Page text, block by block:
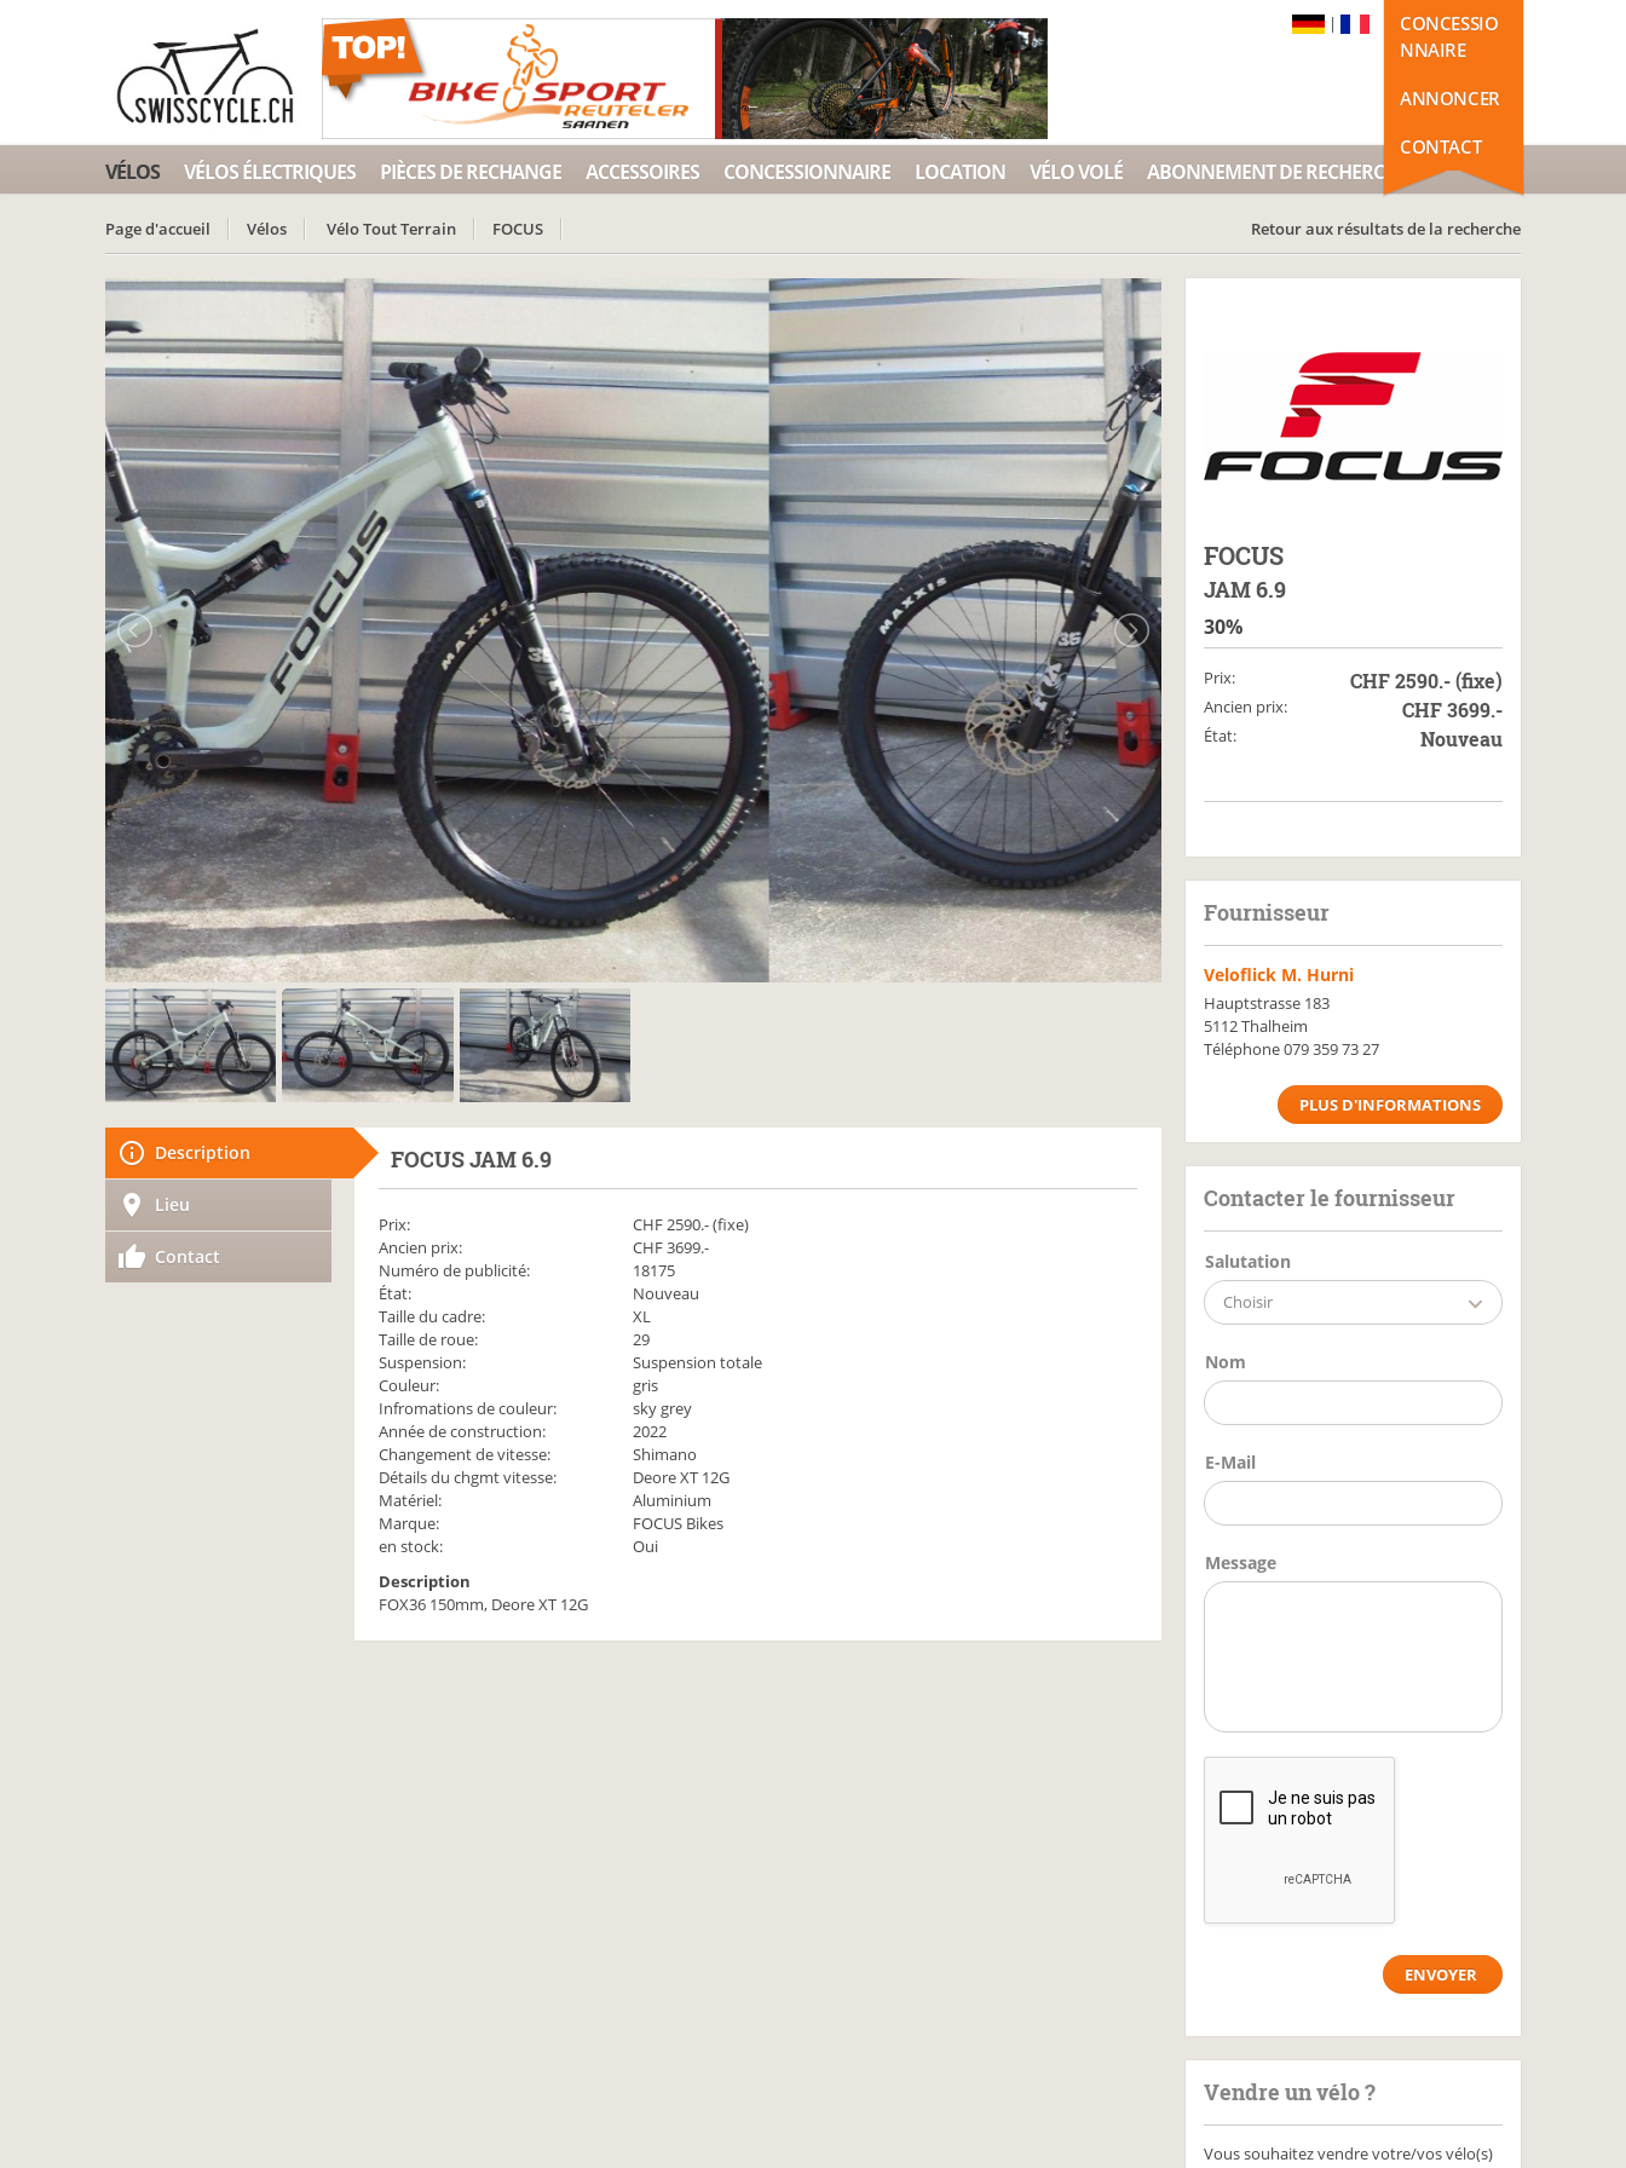
CONCESSIO
NNAIRE
ANNONCER
CONTACT
|
VÉLOS VÉLOS ÉLECTRIQUES PIÈCES DE RECHANGE ACCESSOIRES CONCESSIONNAIRE LOCATION VÉLO VOLÉ ABONNEMENT DE RECHERCHE
Page d'accueil Vélos Vélo Tout Terrain FOCUS Retour aux résultats de la recherche
Description
Lieu
Contact
FOCUSJAM 6.9
Prix: CHF2590.- (fixe)
Ancien prix:
CHF 3699.-
Numéro de publicité:
18175
État:
Nouveau
Taille du cadre:
XL
Taille de roue:
29
Suspension:
Suspension totale
Couleur:
gris
Infromations de couleur:
sky grey
Année de construction:
2022
Changement de vitesse:
Shimano
Détails du chgmt vitesse:
Deore XT 12G
Matériel:
Aluminium
Marque:
FOCUS Bikes
en stock:
Oui
Description
FOX36 150mm, Deore XT 12G
FOCUS
JAM 6.9
30%
Prix: CHF 2590.- (fixe)
Ancien prix: CHF 3699.-
État: Nouveau
Fournisseur
Veloflick M. Hurni
Hauptstrasse 183
5112 Thalheim
Téléphone079 359 73 27
PLUS D'INFORMATIONS
Contacter le fournisseur
Salutation
Choisir
Nom
E-Mail
Message
Vendre un vélo ?
Vous souhaitez vendre votre/vos vélo(s)